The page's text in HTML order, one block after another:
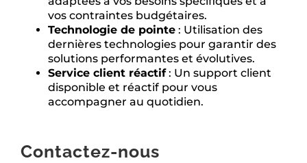
vos contraintes budgétaires.
Technologie de pointe: Utilisation des
dernières technologies pour garantir des
solutions performantes et évolutives.
Service client réactif: Un support client
disponible et réactif pour vous
accompagner au quotidien.
Contactez-nous